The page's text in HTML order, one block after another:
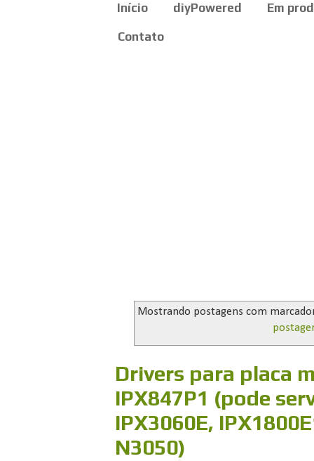
Início diyPowered Em
Contato
Mostrando postagens com
Drivers para placa
IPX847P1 (pode
IPX3060E,
N3050)